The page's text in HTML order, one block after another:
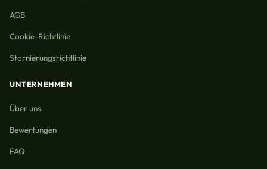
AGB
Cookie-Richtlinie
Stornierungsrichtlinie
UNTERNEHMEN
Über uns
Bewertungen
FAQ